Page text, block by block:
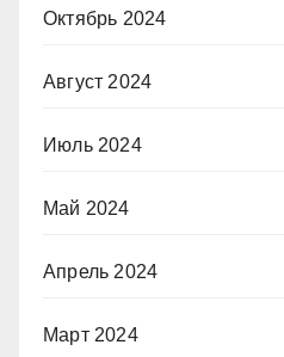
Октябрь 2024
Август 2024
Июль 2024
Май 2024
Апрель 2024
Март 2024